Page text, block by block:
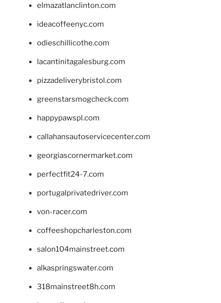
elmazatlanclinton.com
ideacoffeenyc.com
odieschillicothe.com
lacantinitagalesburg.com
pizzadeliverybristol.com
greenstarsmogcheck.com
happypawspl.com
callahansautoservicecenter.com
georgiascornermarket.com
perfectfit24-7.com
portugalprivatedriver.com
von-racer.com
coffeeshopcharleston.com
salon104mainstreet.com
alkaspringswater.com
318mainstreet8h.com